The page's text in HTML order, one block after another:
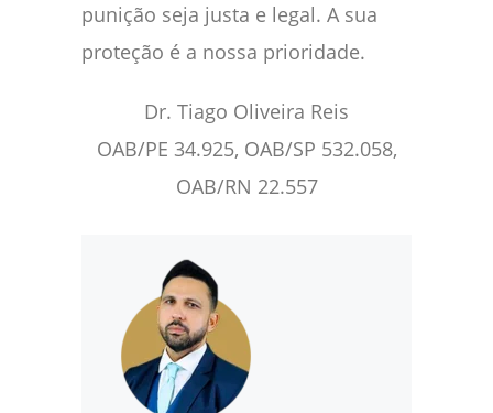
punição seja justa e legal. A sua
proteção é a nossa prioridade.
Dr. Tiago Oliveira Reis
OAB/PE 34.925, OAB/SP 532.058,
OAB/RN 22.557